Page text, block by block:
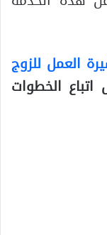
العمل للزوج
الخطوات